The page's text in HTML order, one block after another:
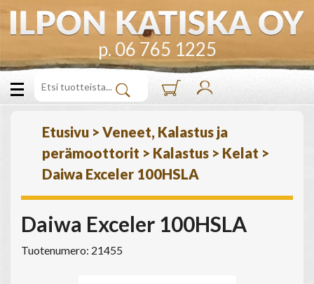
p. 06 765 1225
Etusivu > Veneet, Kalastus ja
perämoottorit > Kalastus > Kelat >
Daiwa Exceler 100HSLA
Daiwa Exceler 100HSLA
Tuotenumero: 21455